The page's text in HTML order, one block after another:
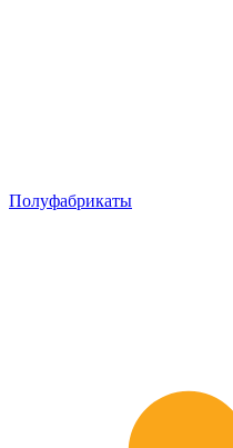
Полуфабрикаты